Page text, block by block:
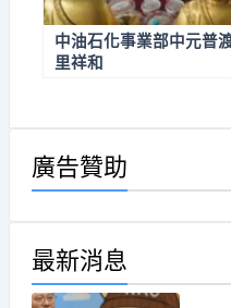
中油石化事業部中元
里祥和
廣告贊助
最新消息